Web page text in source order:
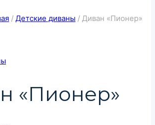
/ Детские диваны / Диван «Пионер»
«Пионер»